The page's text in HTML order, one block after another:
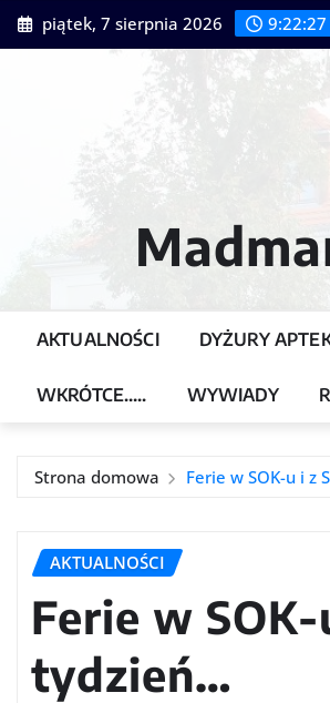
Przejdź
do
piątek, 7 sierpnia 2026 9:22:28
AKTUALNOŚCI DYŻURY
WKRÓTCE….. WYWIADY
Strona domowa Ferie w SOK-u i z
AKTUALNOŚCI
Ferie w
tydzień…